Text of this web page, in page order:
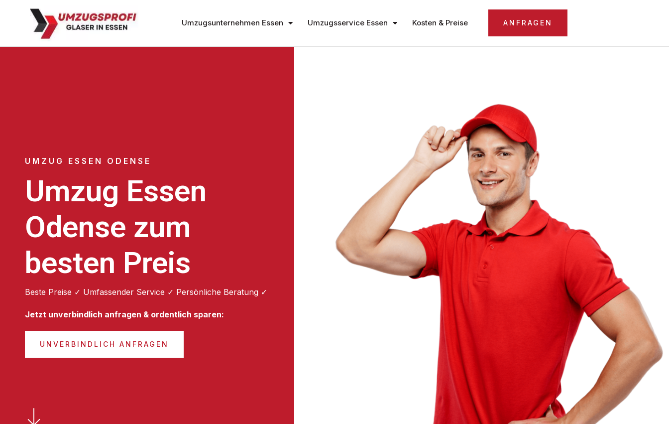
Umzugsunternehmen Essen Umzugsservice Essen Kosten & Preise ANFRAGEN
UMZUG ESSEN ODENSE
Umzug Essen
Odense zum
besten Preis
Beste Preise ✓ Umfassender Service ✓ Persönliche Beratung ✓
Jetzt unverbindlich anfragen & ordentlich sparen:
UNVERBINDLICH ANFRAGEN